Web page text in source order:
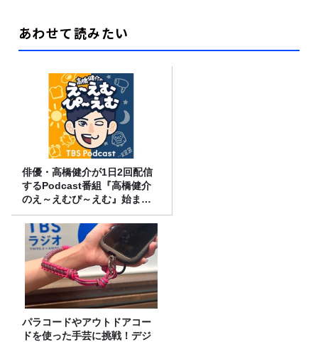
あわせて読みたい
俳優・高橋健介が1日2回配信
するPodcast番組『高橋健介
のえ～えむぴ～えむ』始まり
ます
パラコードやアウトドアコー
ドを使った手芸に挑戦！デジ